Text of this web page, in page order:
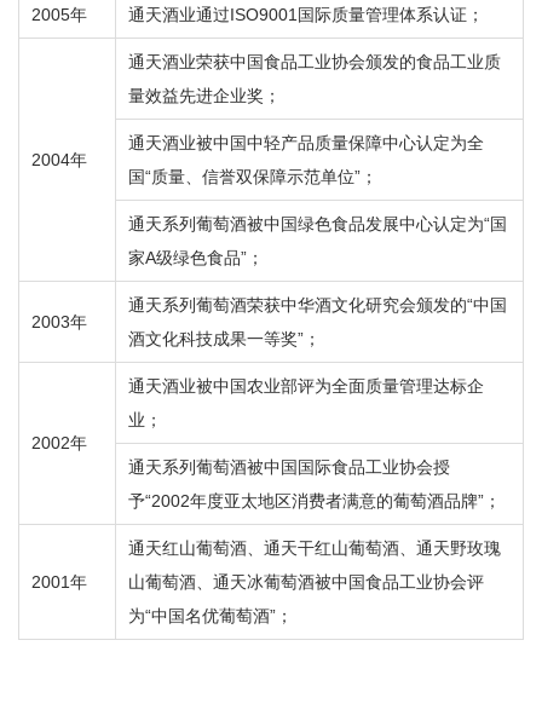
2005年 通天酒业通过ISO9001国际质量管理体系认证；
2004年
通天酒业荣获中国食品工业协会颁发的食品工业质
量效益先进企业奖；
通天酒业被中国中轻产品质量保障中心认定为全
国“质量、信誉双保障示范单位”；
通天系列葡萄酒被中国绿色食品发展中心认定为“国
家A级绿色食品”；
2003年
通天系列葡萄酒荣获中华酒文化研究会颁发的“中国
酒文化科技成果一等奖”；
2002年
通天酒业被中国农业部评为全面质量管理达标企
业；
通天系列葡萄酒被中国国际食品工业协会授
予“2002年度亚太地区消费者满意的葡萄酒品牌”；
2001年
通天红山葡萄酒、通天干红山葡萄酒、通天野玫瑰
山葡萄酒、通天冰葡萄酒被中国食品工业协会评
为“中国名优葡萄酒”；